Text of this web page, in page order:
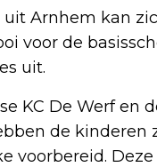
Arnhem kan
voor de
uit.
KC De Werf en
de kinderen
voorbereid.